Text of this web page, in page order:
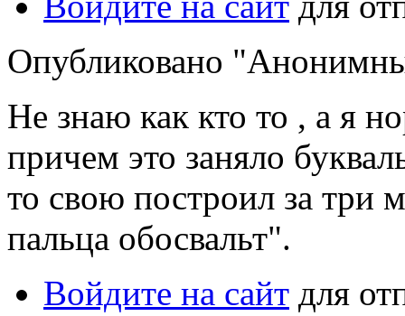
Опубликовано
Не знаю как кто то , а я
причем это заняло
то свою построил за три
пальца обосвальт".
Войдите на сайт для